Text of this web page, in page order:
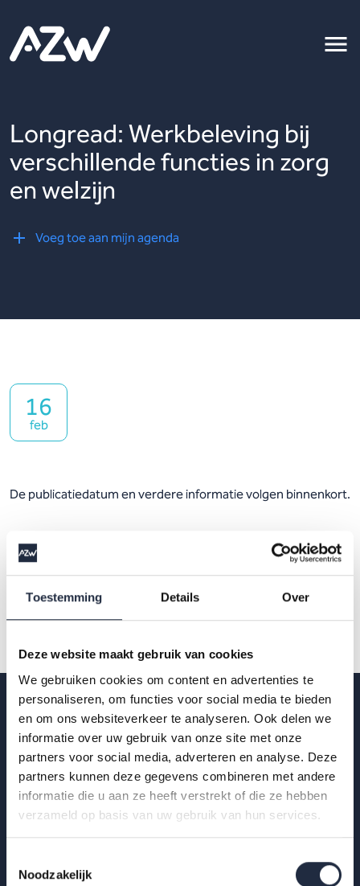
Toestemming Details Over
Deze website maakt gebruik van cookies
We gebruiken cookies om content en advertenties te
personaliseren, om functies voor social media te bieden
en om ons websiteverkeer te analyseren. Ook delen we
informatie over uw gebruik van onze site met onze
partners voor social media, adverteren en analyse. Deze
partners kunnen deze gegevens combineren met andere
informatie die u aan ze heeft verstrekt of die ze hebben
verzameld op basis van uw gebruik van hun services.
Noodzakelijk
Longread: Werkbeleving bij
verschillende functies in zorg
en welzijn
Voeg toe aan mijn agenda
16
feb
De publicatiedatum en verdere informatie volgen binnenkort.
Op de hoogte blijven?
Krijg als eerste de nieuwste publicaties,
uitnodigingen voor AZW-Clubhuisbijeenkomsten
en meer verdieping van actuele data binnen zorg